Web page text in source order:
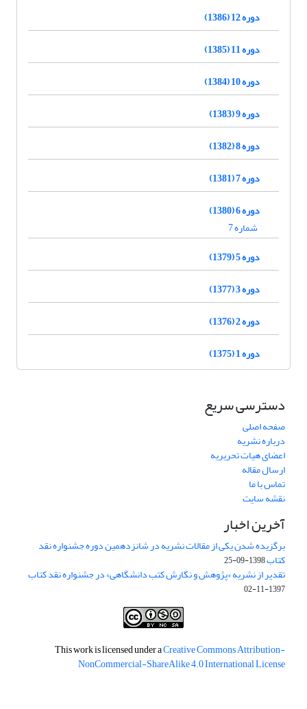
دوره 12 (1386)
دوره 11 (1385)
دوره 10 (1384)
دوره 9 (1383)
دوره 8 (1382)
دوره 7 (1381)
دوره 6 (1380)
شماره 7
دوره 5 (1379)
دوره 3 (1377)
دوره 2 (1376)
دوره 1 (1375)
دسترسی سریع
صفحه اصلی
درباره نشریه
اعضای هیات تحریریه
ارسال مقاله
تماس با ما
نقشه سایت
آخرین اخبار
برگزیده شدن یکی از مقالات نشریه در شانزدهمین دوره جشنواره نقد
کتاب1398-09-25
تقدیر از نشریه «پژوهش و نگارش کتب دانشگاهی» در جشنواره نقد کتاب
1397-11-02
This work is licensed under aCreative Commons Attribution-
NonCommercial-ShareAlike 4.0 International License